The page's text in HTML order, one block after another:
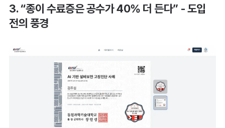
3. “종이 수료증은 공수가 40% 더 든다” - 도입
전의 풍경